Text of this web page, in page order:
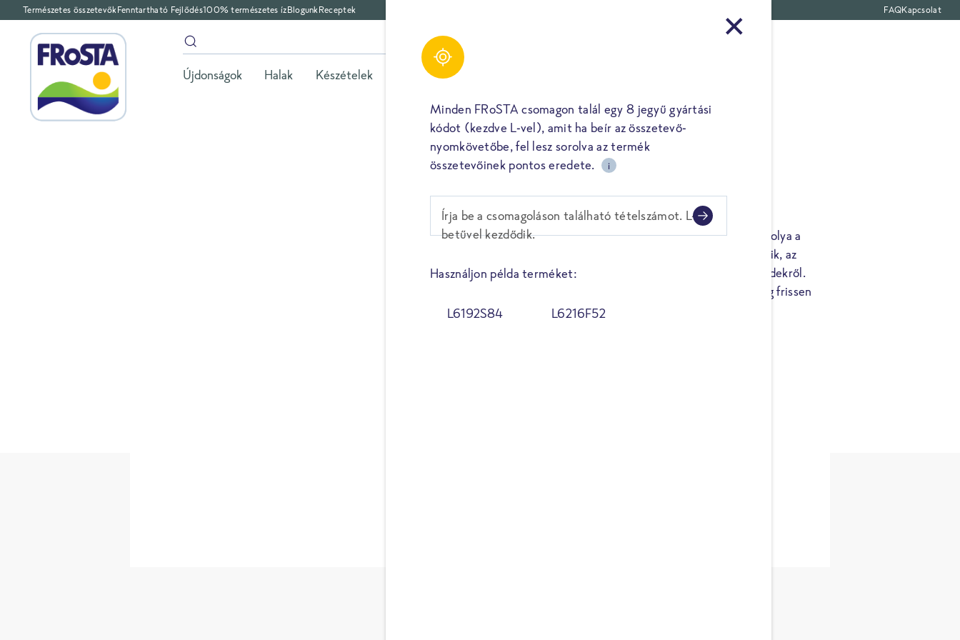
Természetes összetevőkFenntartható Fejlődés100% természetes ízBlogunkReceptek FAQKapcsolat
Újdonságok Halak Készételek Zöldségek
TURBOLYA
A turbolyát fűszeres, édes íz jellemzi. A FRoSTA turbolya a
Rajna-völgy, ,,a német Toszkána” termelőitől származik, az
itteni telephelyünk közvetlen közelében található földekről.
Betakarítás után rövid időn belül feldolgozzuk, és még frissen
lefagyasztjuk.
Minden FRoSTA csomagon talál egy 8 jegyű gyártási
kódot (kezdve L-vel), amit ha beír az összetevő-
nyomkövetőbe, fel lesz sorolva az termék
összetevőinek pontos eredete.
i
Írja be a csomagoláson található tételszámot. L-
betűvel kezdődik.
Használjon példa terméket:
L6192S84 L6216F52